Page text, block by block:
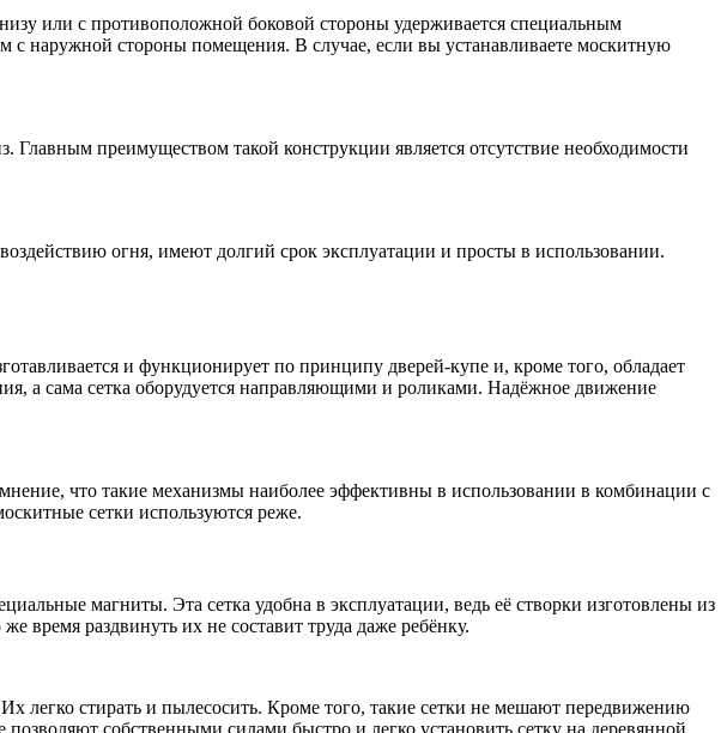
или с противоположной боковой стороны удерживается специальным
с наружной стороны помещения. В случае, если вы устанавливаете москитную
преимуществом такой конструкции является отсутствие необходимости
огня, имеют долгий срок эксплуатации и просты в использовании.
и функционирует по принципу дверей-купе и, кроме того, обладает
а сама сетка оборудуется направляющими и роликами. Надёжное движение
что такие механизмы наиболее эффективны в использовании в комбинации с
сетки используются реже.
магниты. Эта сетка удобна в эксплуатации, ведь её створки изготовлены из
время раздвинуть их не составит труда даже ребёнку.
легко стирать и пылесосить. Кроме того, такие сетки не мешают передвижению
собственными силами быстро и легко установить сетку на деревянной